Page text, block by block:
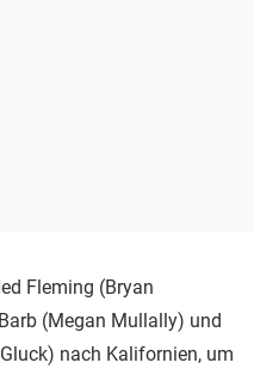
Fleming (Bryan
(Megan Mullally) und
nach Kalifornien, um